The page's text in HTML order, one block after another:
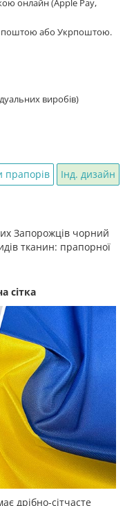
онлайн (Apple Pay,
поштою або Укрпоштою.
виробів)
прапорів
Інд. дизайн
Запорожців чорний
тканин: прапорної
сітка
дрібно-сітчасте